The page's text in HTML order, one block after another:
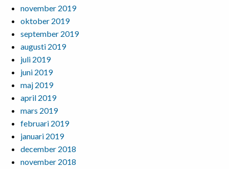
november 2019
oktober 2019
september 2019
augusti 2019
juli 2019
juni 2019
maj 2019
april 2019
mars 2019
februari 2019
januari 2019
december 2018
november 2018